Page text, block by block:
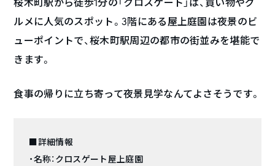
ルメに人気のスポット。3階にある屋上庭園は夜景のビ
ューポイントで、桜木町駅周辺の都市の街並みを堪能で
きます。
食事の帰りに立ち寄って夜景見学なんてよさそうです。
■詳細情報
・名称：クロスゲート屋上庭園